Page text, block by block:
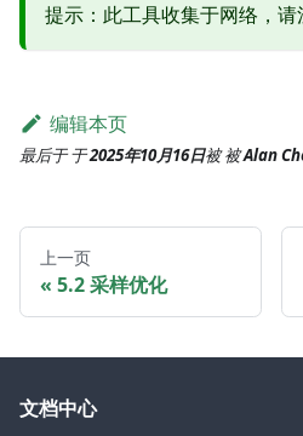
提示：此工具收集于网络，请
编辑本页
最后于于2025年10月16日被被Alan
上一页
5.2 采样优化
文档中心